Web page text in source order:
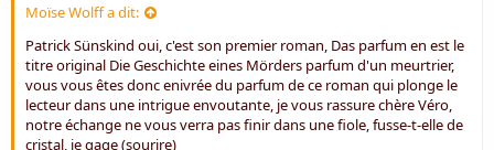
Moïse Wolff a dit:
Patrick Sünskind oui, c'est son premier roman, Das parfum en est le
titre original Die Geschichte eines Mörders parfum d'un meurtrier,
vous vous êtes donc enivrée du parfum de ce roman qui plonge le
lecteur dans une intrigue envoutante, je vous rassure chère Véro,
notre échange ne vous verra pas finir dans une fiole, fusse-t-elle de
cristal, je gage (sourire)